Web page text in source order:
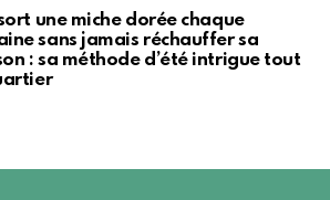
une miche dorée chaque
sans jamais réchauffer sa
: sa méthode d’été intrigue tout